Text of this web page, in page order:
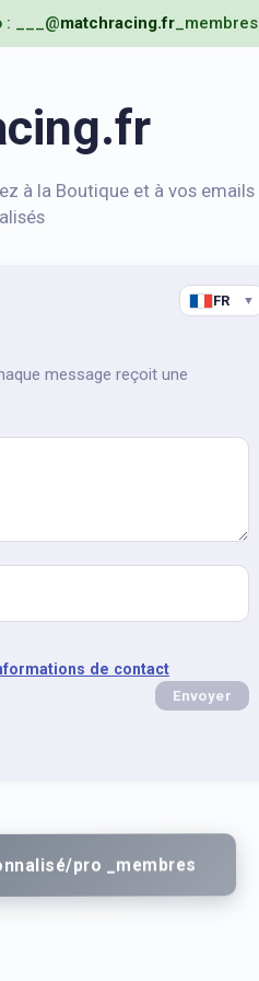
___@matchracing.fr_membres
à la Boutique et à vos emails
FR ▼
message reçoit une
de contact
Envoyer
pro _membres